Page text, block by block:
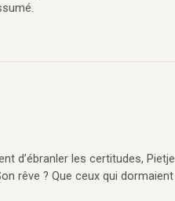
d’ébranler les certitudes, Pietje
rêve ? Que ceux qui